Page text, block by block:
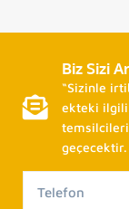
Biz Sizi
“Sizinle
ekteki ilgili
geçecektir.